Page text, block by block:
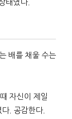
태였다.
배를 채울 수는
자신이 제일
. 공감한다.